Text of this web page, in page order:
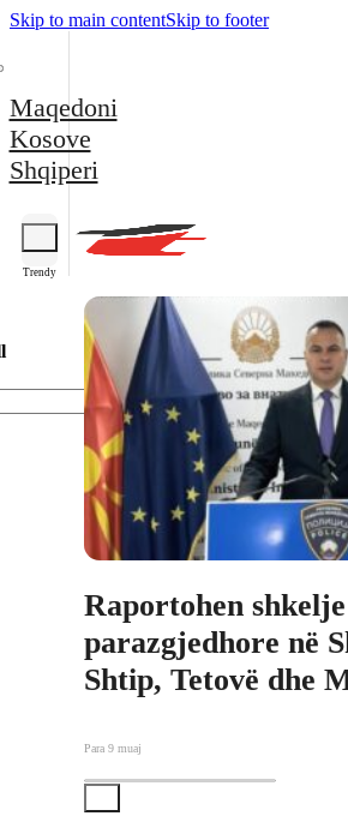
Skip to main contentSkip to footer
Maqedoni
Kosove
Shqiperi
Trendy
Raportohen
parazgjedhore në
Shtip, Tetovë dhe
Para 9 muaj